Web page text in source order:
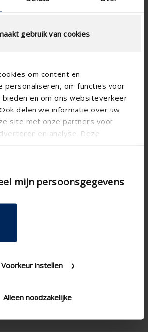
gebruik van cookies
om content en
personaliseren, om functies voor
bieden en om ons websiteverkeer
delen we informatie over uw
site met onze partners voor
en analyse. Deze
die u aan ze heeft verstrekt of
op basis van uw gebruik
mijn persoonsgegevens
Voorkeur instellen
Alleen noodzakelijke
(%)
50
33.3
-
(mm)
0.226